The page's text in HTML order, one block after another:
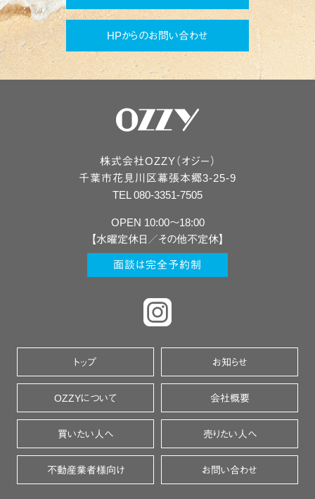
HPからのお問い合わせ
株式会社OZZY（オジー）
千葉市花見川区幕張本郷3-25-9
TEL 080-3351-7505
OPEN 10:00〜18:00
【水曜定休日／その他不定休】
面談は完全予約制
トップ お知らせ
OZZYについて 会社概要
買いたい人へ 売りたい人へ
不動産業者様向け お問い合わせ